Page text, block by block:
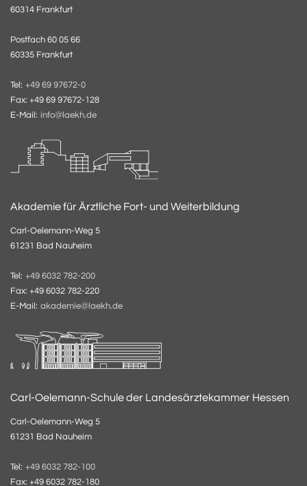
60314 Frankfurt
Postfach 60 05 66
60335 Frankfurt
Tel: +49 69 97672-0
Fax: +49 69 97672-128
E-Mail: info@laekh.de
Akademie für Ärztliche Fort- und Weiterbildung
Carl-Oelemann-Weg 5
61231 Bad Nauheim
Tel: +49 6032 782-200
Fax: +49 6032 782-220
E-Mail: akademie@laekh.de
Carl-Oelemann-Schule der Landesärztekammer Hessen
Carl-Oelemann-Weg 5
61231 Bad Nauheim
Tel: +49 6032 782-100
Fax: +49 6032 782-180